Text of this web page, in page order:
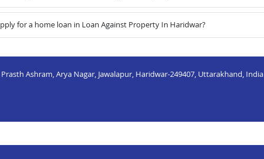
for a home loan in Loan Against Property In Haridwar?
Ashram, Arya Nagar, Jawalapur, Haridwar-249407, Uttarakhand, India